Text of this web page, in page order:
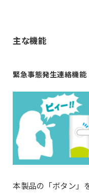
主な機能
緊急事態発生連絡機能
本製品の「ボタン」